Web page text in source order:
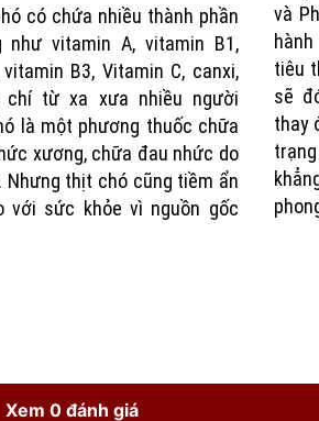
có chứa nhiều thành phần
như vitamin A, vitamin B1,
B3, Vitamin C, canxi,
chí từ xa xưa nhiều người
là một phương thuốc chữa
xương, chữa đau nhức do
Nhưng thịt chó cũng tiềm ẩn
với sức khỏe vì nguồn gốc
và
tiêu
sẽ
thay
Xem 0 đánh giá